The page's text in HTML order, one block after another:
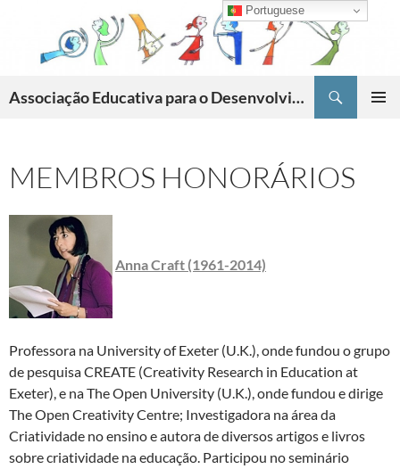
content
Associação Educativa para o Desenvolvimento da Criatividade
MEMBROS HONORÁRIOS
Anna Craft (1961-2014)
Professora na University of Exeter (U.K.), onde fundou o grupo
de pesquisa CREATE (Creativity Research in Education at
Exeter), e na The Open University (U.K.), onde fundou e dirige
The Open Creativity Centre; Investigadora na área da
Criatividade no ensino e autora de diversos artigos e livros
sobre criatividade na educação. Participou no seminário
Portuguese